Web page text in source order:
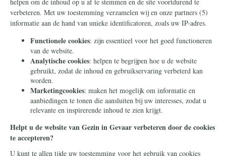
Nieuwsbrief
Eenmalig
Maandelijks
Periodiek
Nalaten
Zelf overschrijven
Contact
Ontvang onze
Telegram-berichten